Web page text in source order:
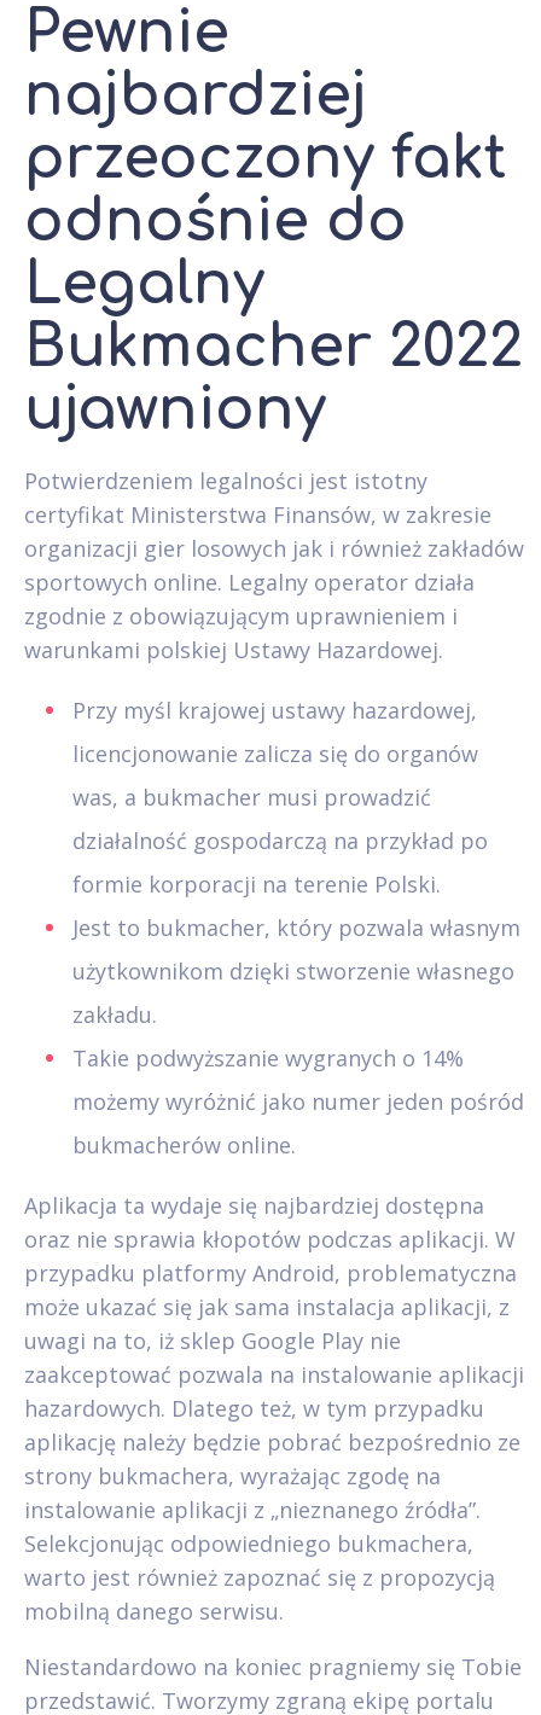
Pewnie
najbardziej
przeoczony fakt
odnośnie do
Legalny
Bukmacher 2022
ujawniony
Potwierdzeniem legalności jest istotny
certyfikat Ministerstwa Finansów, w zakresie
organizacji gier losowych jak i również zakładów
sportowych online. Legalny operator działa
zgodnie z obowiązującym uprawnieniem i
warunkami polskiej Ustawy Hazardowej.
Przy myśl krajowej ustawy hazardowej,
licencjonowanie zalicza się do organów
was, a bukmacher musi prowadzić
działalność gospodarczą na przykład po
formie korporacji na terenie Polski.
Jest to bukmacher, który pozwala własnym
użytkownikom dzięki stworzenie własnego
zakładu.
Takie podwyższanie wygranych o 14%
możemy wyróżnić jako numer jeden pośród
bukmacherów online.
Aplikacja ta wydaje się najbardziej dostępna
oraz nie sprawia kłopotów podczas aplikacji. W
przypadku platformy Android, problematyczna
może ukazać się jak sama instalacja aplikacji, z
uwagi na to, iż sklep Google Play nie
zaakceptować pozwala na instalowanie aplikacji
hazardowych. Dlatego też, w tym przypadku
aplikację należy będzie pobrać bezpośrednio ze
strony bukmachera, wyrażając zgodę na
instalowanie aplikacji z „nieznanego źródła”.
Selekcjonując odpowiedniego bukmachera,
warto jest również zapoznać się z propozycją
mobilną danego serwisu.
Niestandardowo na koniec pragniemy się Tobie
przedstawić. Tworzymy zgraną ekipę portalu